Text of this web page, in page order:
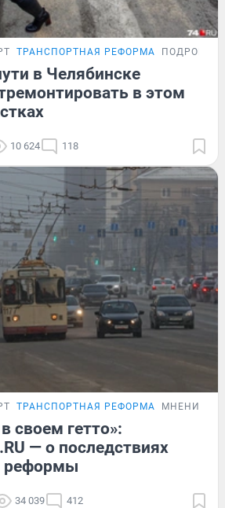
ТРАНСПОРТНАЯ РЕФОРМА
в Челябинске
в этом
10 624 118
ТРАНСПОРТНАЯ РЕФОРМА МНЕНИЕ
своем гетто»:
— о последствиях
реформы
34 039 412